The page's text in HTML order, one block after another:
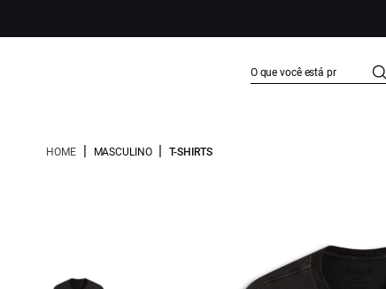
HOME | MASCULINO | T-SHIRTS